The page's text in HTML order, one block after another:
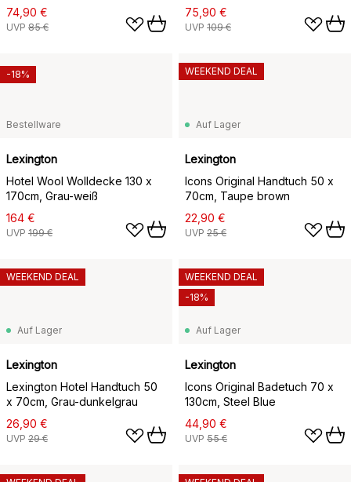
74,90 €
UVP 85 €
75,90 €
UVP 109 €
Bestellware
Lexington
Hotel Wool Wolldecke 130 x
170cm, Grau-weiß
164 €
UVP 199 €
-18%
Auf Lager
Lexington
Icons Original Handtuch 50 x
70cm, Taupe brown
22,90 €
UVP 25 €
WEEKEND DEAL
Auf Lager
Lexington
Lexington Hotel Handtuch 50
x 70cm, Grau-dunkelgrau
26,90 €
UVP 29 €
WEEKEND DEAL
Auf Lager
Lexington
Icons Original Badetuch 70 x
130cm, Steel Blue
44,90 €
UVP 55 €
WEEKEND DEAL
-18%